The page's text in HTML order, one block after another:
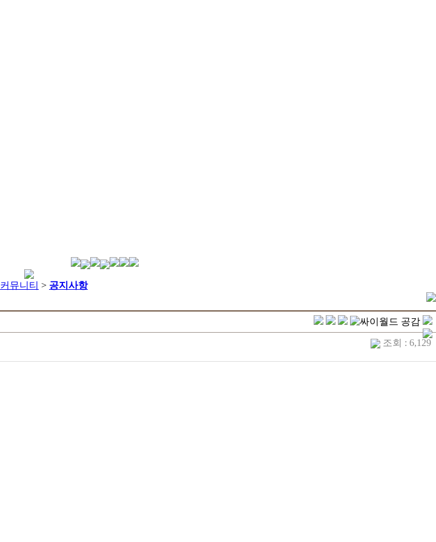
커뮤니티 > 공지사항
조회 : 6,129